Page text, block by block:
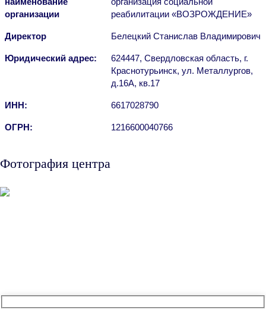
организации
реабилитации «ВОЗРОЖДЕНИЕ»
Директор Белецкий Станислав Владимирович
Юридический адрес:
624447, Свердловская область, г.
Краснотурьинск, ул. Металлургов,
д.16А, кв.17
ИНН: 6617028790
ОГРН: 1216600040766
Фотография центра